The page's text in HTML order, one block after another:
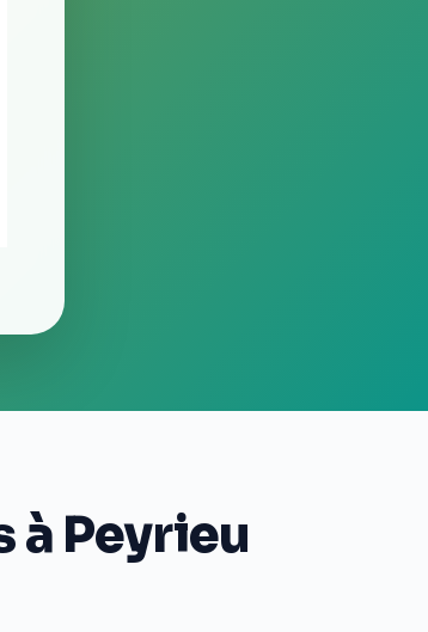
Peyrieu